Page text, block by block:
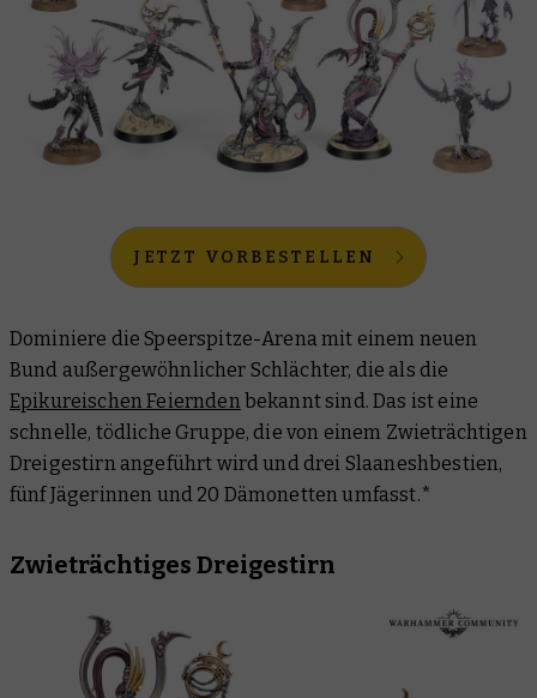
JETZT VORBESTELLEN
Dominiere die Speerspitze-Arena mit einem neuen
Bund außergewöhnlicher Schlächter, die als die
Epikureischen Feiernden bekannt sind. Das ist eine
schnelle, tödliche Gruppe, die von einem Zwieträchtigen
Dreigestirn angeführt wird und drei Slaaneshbestien,
fünf Jägerinnen und 20 Dämonetten umfasst.*
Zwieträchtiges Dreigestirn